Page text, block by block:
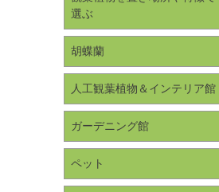
選ぶ
胡蝶蘭
人工観葉植物＆インテリア館
ガーデニング館
ペット